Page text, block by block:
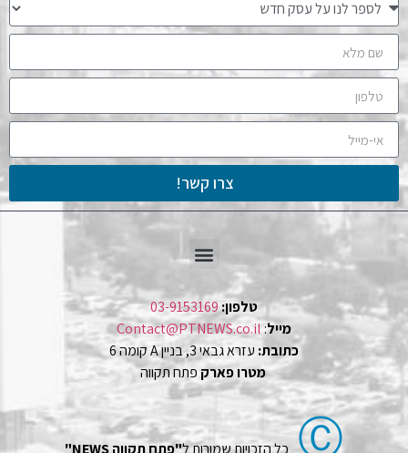
צרו קשר!
טלפון:03-9153169
מייל:
Contact@PTNEWS.co.il
כתובת: עזרא גבאי 3, בניין A קומה 6
מטרו פארק פתח תקווה
Ⓒ